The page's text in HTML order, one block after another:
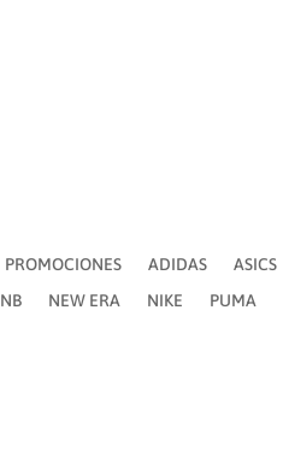
PROMOCIONES ADIDAS ASICS
NB NEW ERA NIKE PUMA